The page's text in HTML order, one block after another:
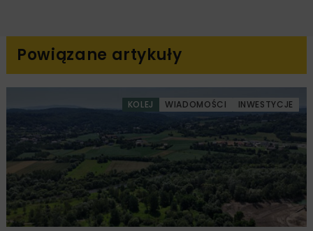
Powiązane artykuły
KOLEJ WIADOMOŚCI INWESTYCJE